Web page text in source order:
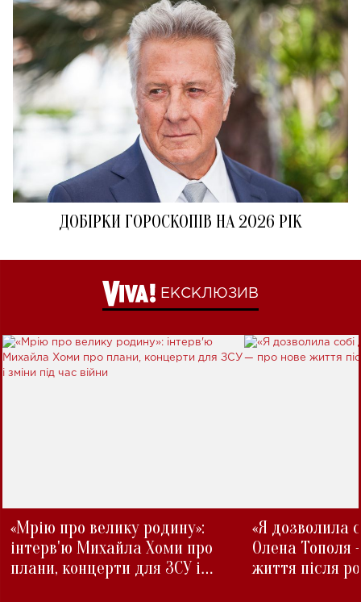
ДОБІРКИ ГОРОСКОПІВ НА 2026 РІК
ЕКСКЛЮЗИВ
«Мрію про велику родину»:
інтерв'ю Михайла Хоми про
плани, концерти для ЗСУ і
«Я дозволила
Олена Тополя
життя після